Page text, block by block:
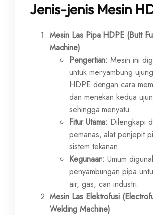
Jenis-jenis Mesin
Mesin Las Pipa HDPE (Butt
Machine)
Pengertian: Mesin ini
untuk menyambung
HDPE dengan cara
dan menekan kedua
sehingga menyatu.
Fitur Utama: Dilengkapi
pemanas, alat penjepit
sistem tekanan.
Kegunaan: Umum
penyambungan pipa
air, gas, dan industri.
Mesin Las Elektrofusi
Welding Machine)